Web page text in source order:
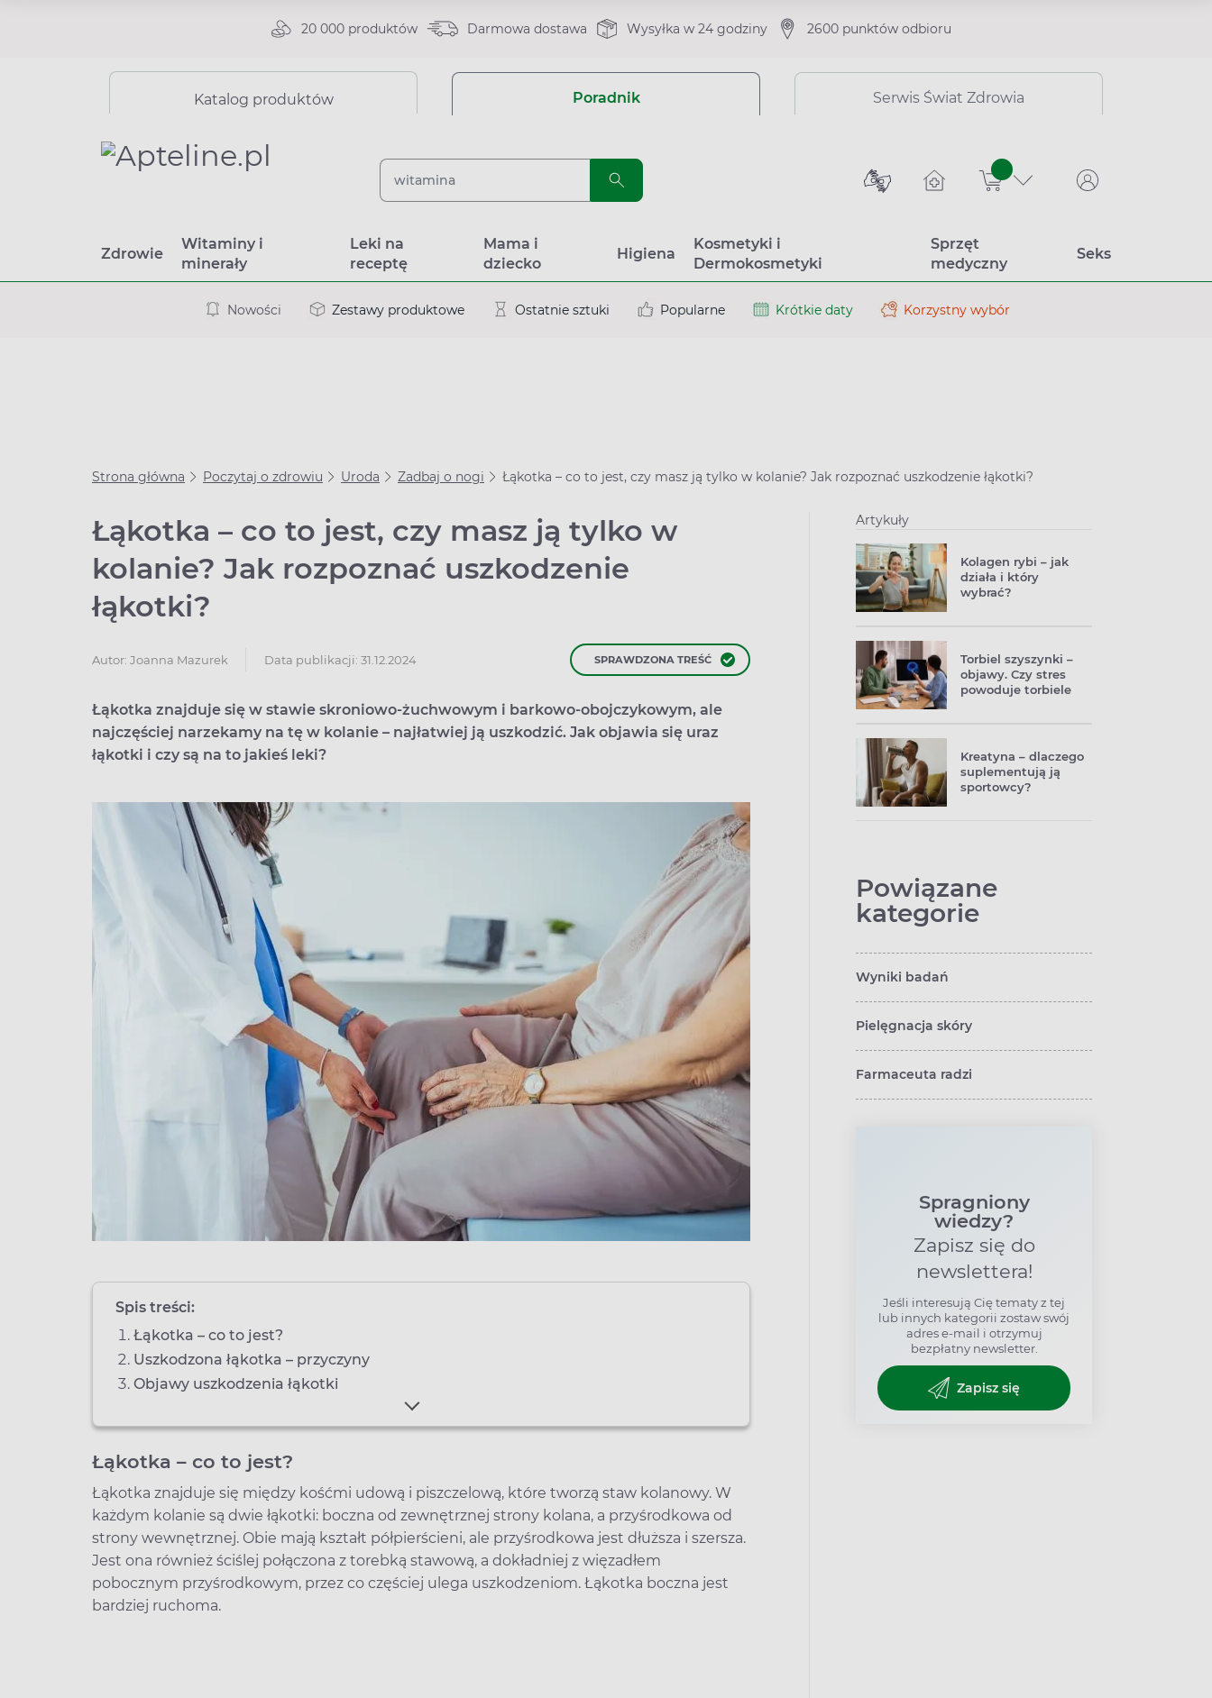
20 000 produktów Darmowa dostawa Wysyłka w 24 godziny 2600 punktów odbioru
Katalog produktów Poradnik Serwis Świat Zdrowia
sztuk
Zdrowie
Witaminy i
minerały
Leki na
receptę
Mama i
dziecko
Higiena
Kosmetyki i
Dermokosmetyki
Sprzęt
medyczny
Seks
Nowości Zestawy produktowe Ostatnie sztuki Popularne Krótkie daty Korzystny wybór
Strona główna Poczytaj o zdrowiu Uroda Zadbaj o nogi Łąkotka – co to jest, czy masz ją tylko w kolanie? Jak rozpoznać uszkodzenie łąkotki?
Łąkotka – co to jest, czy masz ją tylko w
kolanie? Jak rozpoznać uszkodzenie
łąkotki?
Autor: Joanna Mazurek Data publikacji: 31.12.2024 SPRAWDZONA TREŚĆ
Łąkotka znajduje się w stawie skroniowo-żuchwowym i barkowo-obojczykowym, ale
najczęściej narzekamy na tę w kolanie – najłatwiej ją uszkodzić. Jak objawia się uraz
łąkotki i czy są na to jakieś leki?
Spis treści:
Łąkotka – co to jest?
Uszkodzona łąkotka – przyczyny
Objawy uszkodzenia łąkotki
Łąkotka – co to jest?
Łąkotka znajduje się między kośćmi udową i piszczelową, które tworzą staw kolanowy. W
każdym kolanie są dwie łąkotki: boczna od zewnętrznej strony kolana, a przyśrodkowa od
strony wewnętrznej. Obie mają kształt półpierścieni, ale przyśrodkowa jest dłuższa i szersza.
Jest ona również ściślej połączona z torebką stawową, a dokładniej z więzadłem
pobocznym przyśrodkowym, przez co częściej ulega uszkodzeniom. Łąkotka boczna jest
bardziej ruchoma.
Artykuły
Kolagen rybi – jak
działa i który
wybrać?
Torbiel szyszynki –
objawy. Czy stres
powoduje torbiele
Kreatyna – dlaczego
suplementują ją
sportowcy?
Powiązane
kategorie
Wyniki badań
Pielęgnacja skóry
Farmaceuta radzi
Spragniony
wiedzy?
Zapisz się do
newslettera!
Jeśli interesują Cię tematy z tej
lub innych kategorii zostaw swój
adres e-mail i otrzymuj
bezpłatny newsletter.
Zapisz się